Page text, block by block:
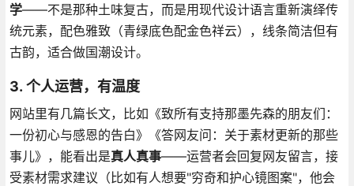
学——不是那种土味复古，而是用现代设计语言重新演绎传
统元素，配色雅致（青绿底色配金色祥云），线条简洁但有
古韵，适合做国潮设计。
3. 个人运营，有温度
网站里有几篇长文，比如《致所有支持那墨先森的朋友们：
一份初心与感恩的告白》《答网友问：关于素材更新的那些
事儿》，能看出是真人真事——运营者会回复网友留言，接
受素材需求建议（比如有人想要"穷奇和护心镜图案"，他会